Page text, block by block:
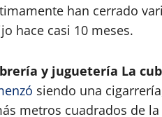
han cerrado
hace casi 10 meses.
y juguetería La
siendo una
metros cuadrados de